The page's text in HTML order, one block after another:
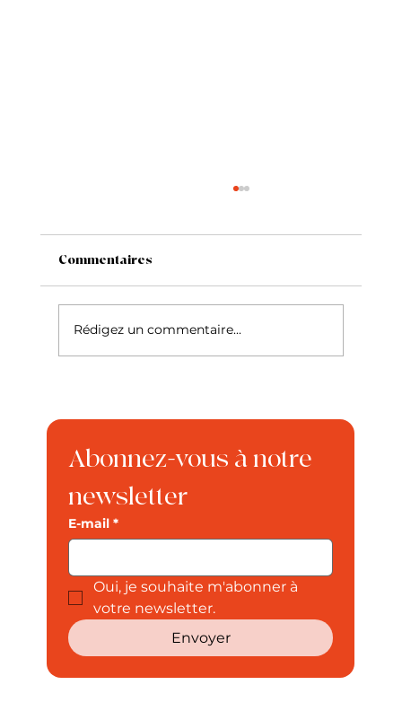
comment réagir ?
Commentaires
Rédigez un commentaire...
Abonnez-vous à notre
newsletter
E-mail *
Oui, je souhaite m'abonner à
votre newsletter.
Envoyer